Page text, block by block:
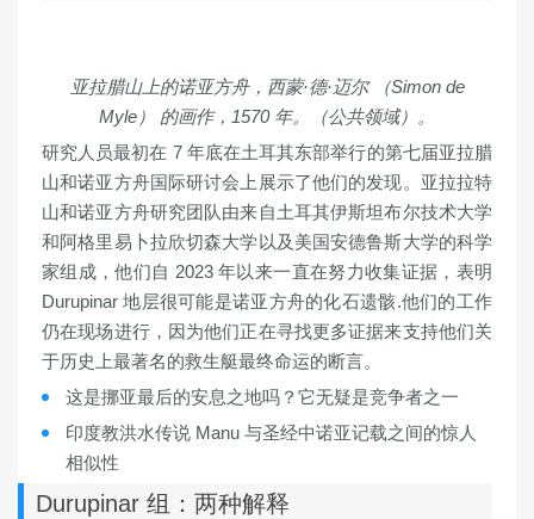
亚拉腊山上的诺亚方舟，西蒙·德·迈尔 （Simon de
Myle） 的画作，1570 年。（公共领域）。
研究人员最初在 7 年底在土耳其东部举行的第七届亚拉腊
山和诺亚方舟国际研讨会上展示了他们的发现。亚拉拉特
山和诺亚方舟研究团队由来自土耳其伊斯坦布尔技术大学
和阿格里易卜拉欣切森大学以及美国安德鲁斯大学的科学
家组成，他们自 2023 年以来一直在努力收集证据，表明
Durupinar 地层很可能是诺亚方舟的化石遗骸.他们的工作
仍在现场进行，因为他们正在寻找更多证据来支持他们关
于历史上最著名的救生艇最终命运的断言。
这是挪亚最后的安息之地吗？它无疑是竞争者之一
印度教洪水传说 Manu 与圣经中诺亚记载之间的惊人
相似性
Durupinar 组：两种解释